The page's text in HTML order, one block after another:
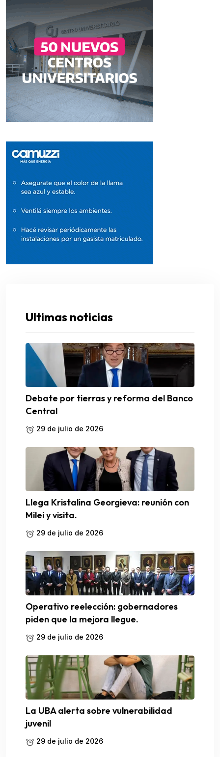
Ultimas noticias
Debate por tierras y reforma del Banco
Central
29 de julio de 2026
Llega Kristalina Georgieva: reunión con
Milei y visita.
29 de julio de 2026
Operativo reelección: gobernadores
piden que la mejora llegue.
29 de julio de 2026
La UBA alerta sobre vulnerabilidad
juvenil
29 de julio de 2026